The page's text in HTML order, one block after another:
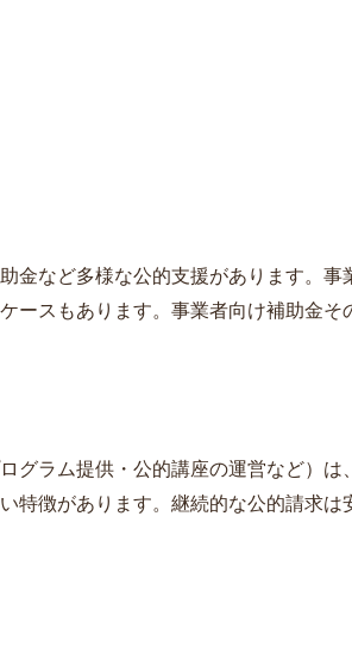
金など多様な公的支援があります。事
ースもあります。事業者向け補助金そ
グラム提供・公的講座の運営など）は
特徴があります。継続的な公的請求は